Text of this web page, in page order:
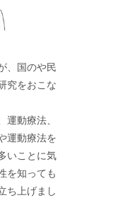
、国のや民
究をおこな
運動療法、
運動療法を
いことに気
を知っても
ち上げまし